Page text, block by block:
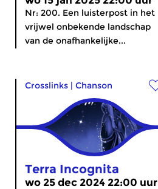
Nr: 200. Een luisterpost in het
vrijwel onbekende landschap
van de onafhankelijke...
Crosslinks | Chanson
Terra Incognita
wo 25 dec 2024 22:00 uur